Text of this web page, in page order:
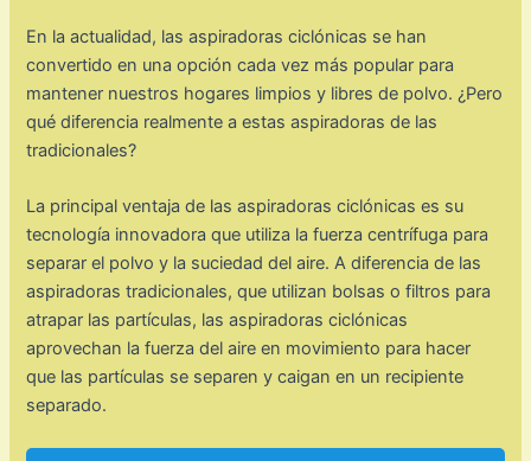
En la actualidad, las aspiradoras ciclónicas se han
convertido en una opción cada vez más popular para
mantener nuestros hogares limpios y libres de polvo. ¿Pero
qué diferencia realmente a estas aspiradoras de las
tradicionales?
La principal ventaja de las aspiradoras ciclónicas es su
tecnología innovadora que utiliza la fuerza centrífuga para
separar el polvo y la suciedad del aire. A diferencia de las
aspiradoras tradicionales, que utilizan bolsas o filtros para
atrapar las partículas, las aspiradoras ciclónicas
aprovechan la fuerza del aire en movimiento para hacer
que las partículas se separen y caigan en un recipiente
separado.